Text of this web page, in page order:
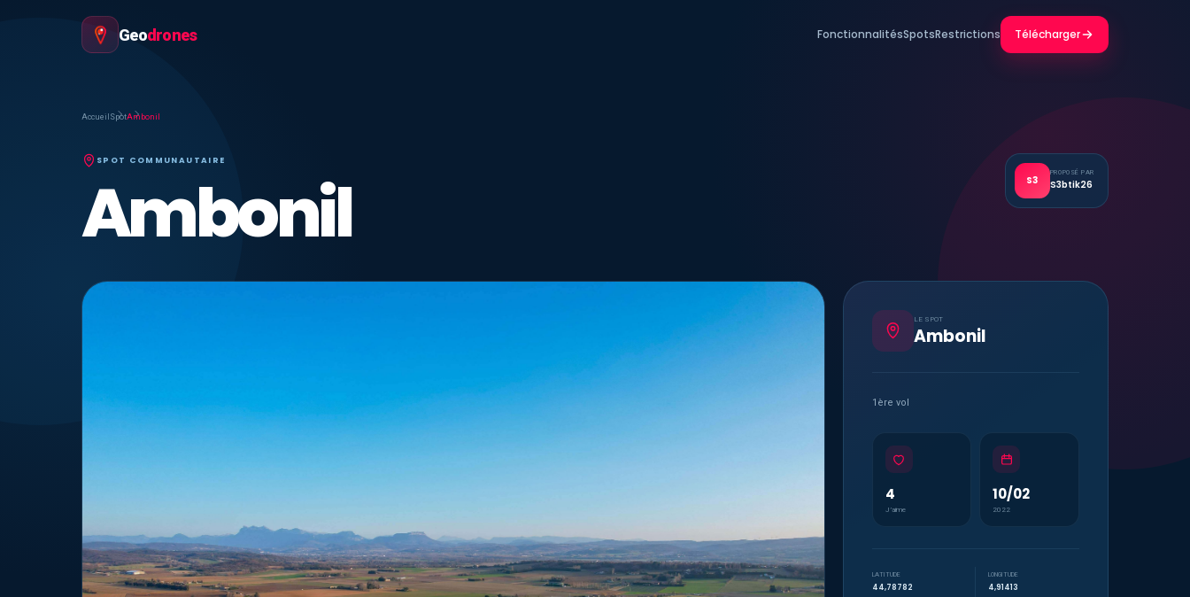
Geodrones FonctionnalitésSpotsRestrictions Télécharger
Accueil SpotAmbonil
SPOT COMMUNAUTAIRE
Ambonil S3
PROPOSÉ PAR
S3btik26
LE SPOT
Ambonil
1ère vol
4
J’aime
10/02
2022
LATITUDE
44,78782
LONGITUDE
4,91413